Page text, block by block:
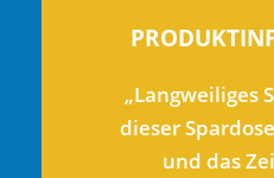
„Langweiliges
dieser
und das